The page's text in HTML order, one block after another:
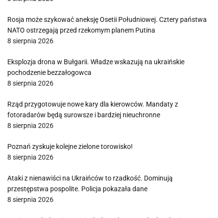
Rosja może szykować aneksję Osetii Południowej. Cztery państwa
NATO ostrzegają przed rzekomym planem Putina
8 sierpnia 2026
Eksplozja drona w Bułgarii. Władze wskazują na ukraińskie
pochodzenie bezzałogowca
8 sierpnia 2026
Rząd przygotowuje nowe kary dla kierowców. Mandaty z
fotoradarów będą surowsze i bardziej nieuchronne
8 sierpnia 2026
Poznań zyskuje kolejne zielone torowisko!
8 sierpnia 2026
Ataki z nienawiści na Ukraińców to rzadkość. Dominują
przestępstwa pospolite. Policja pokazała dane
8 sierpnia 2026